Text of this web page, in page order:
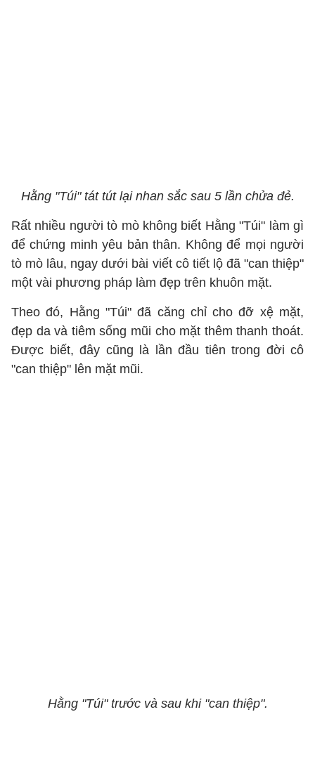
Hằng "Túi" tát tút lại nhan sắc sau 5 lần chửa đẻ.
Rất nhiều người tò mò không biết Hằng "Túi" làm gì
để chứng minh yêu bản thân. Không để mọi người
tò mò lâu, ngay dưới bài viết cô tiết lộ đã "can thiệp"
một vài phương pháp làm đẹp trên khuôn mặt.
Theo đó, Hằng "Túi" đã căng chỉ cho đỡ xệ mặt,
đẹp da và tiêm sống mũi cho mặt thêm thanh thoát.
Được biết, đây cũng là lần đầu tiên trong đời cô
"can thiệp" lên mặt mũi.
Hằng "Túi" trước và sau khi "can thiệp".